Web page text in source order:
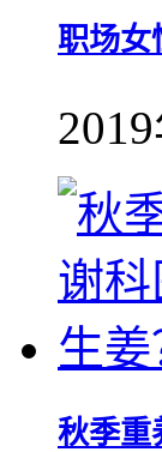
职场女
秋季重